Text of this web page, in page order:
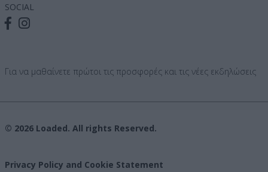
SOCIAL
Για να μαθαίνετε πρώτοι τις προσφορές και τις νέες εκδηλώσεις
© 2026 Loaded. All rights Reserved.
Privacy Policy and Cookie Statement